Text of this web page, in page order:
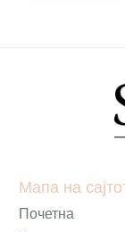
Мапа на
Почетна